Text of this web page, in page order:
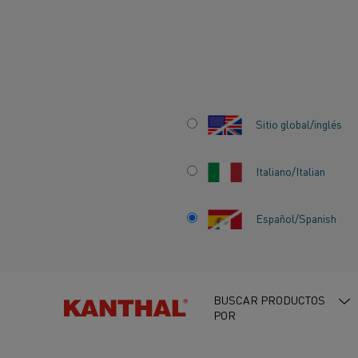
Sitio global/inglés
Italiano/Italian
Español/Spanish
BUSCAR PRODUCTOS
POR
Información sobre material de
ALEACIONES
(FeCrAl)
Información sobre material
Estas